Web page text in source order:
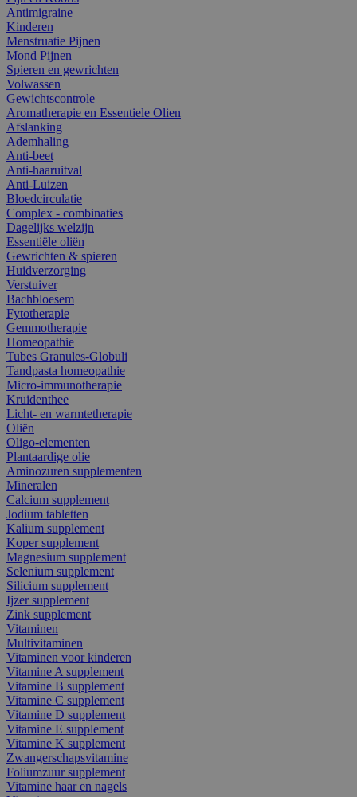
Antimigraine
Kinderen
Menstruatie Pijnen
Mond Pijnen
Spieren en gewrichten
Volwassen
Gewichtscontrole
Aromatherapie en Essentiele Olien
Afslanking
Ademhaling
Anti-beet
Anti-haaruitval
Anti-Luizen
Bloedcirculatie
Complex - combinaties
Dagelijks welzijn
Essentiële oliën
Gewrichten & spieren
Huidverzorging
Verstuiver
Bachbloesem
Fytotherapie
Gemmotherapie
Homeopathie
Tubes Granules-Globuli
Tandpasta homeopathie
Micro-immunotherapie
Kruidenthee
Licht- en warmtetherapie
Oliën
Oligo-elementen
Plantaardige olie
Aminozuren supplementen
Mineralen
Calcium supplement
Jodium tabletten
Kalium supplement
Koper supplement
Magnesium supplement
Selenium supplement
Silicium supplement
Ijzer supplement
Zink supplement
Vitaminen
Multivitaminen
Vitaminen voor kinderen
Vitamine A supplement
Vitamine B supplement
Vitamine C supplement
Vitamine D supplement
Vitamine E supplement
Vitamine K supplement
Zwangerschapsvitamine
Foliumzuur supplement
Vitamine haar en nagels